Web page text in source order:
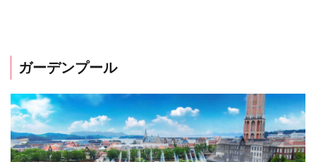
ガーデンプール